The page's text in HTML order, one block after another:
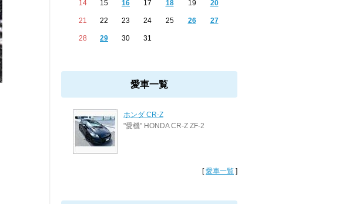
14 15 16 17 18 19 20
21 22 23 24 25 26 27
28 29 30 31
愛車一覧
ホンダ CR-Z
"愛機" HONDA CR-Z ZF-2
[愛車一覧 ]